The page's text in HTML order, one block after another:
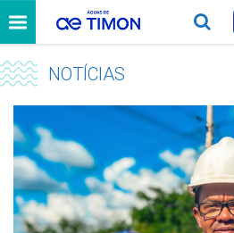
NOTÍCIAS